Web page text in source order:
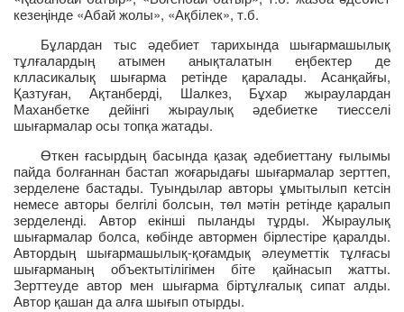
кезеңінде «Абай жолы», «Ақбілек», т.б.
Бұлардан тыс әдебиет тарихында шығармашылық
тұлғалардың атымен анықталатын еңбектер де
клласикалық шығарма ретінде қаралады. Асанқайғы,
Қазтуған, Ақтанберді, Шалкез, Бұхар жыраулардан
Маханбетке дейінгі жыраулық әдебиетке тиесселі
шығармалар осы топқа жатады.
Өткен ғасырдың басында қазақ әдебиеттану ғылымы
пайда болғаннан бастап жоғарыдағы шығармалар зерттеп,
зерделене бастады. Туындылар авторы ұмытылып кетсін
немесе авторы белгілі болсын, төл мәтін ретінде қаралып
зерделенді. Автор екінші пыланды тұрды. Жыраулық
шығармалар болса, көбінде автормен бірлестіре қаралды.
Автордың шығармашылық-қоғамдық әлеуметтік тұлғасы
шығарманың объектытілігімен біте қайнасып жатты.
Зерттеуде автор мен шығарма біртұлғалық сипат алды.
Автор қашан да алға шығып отырды.